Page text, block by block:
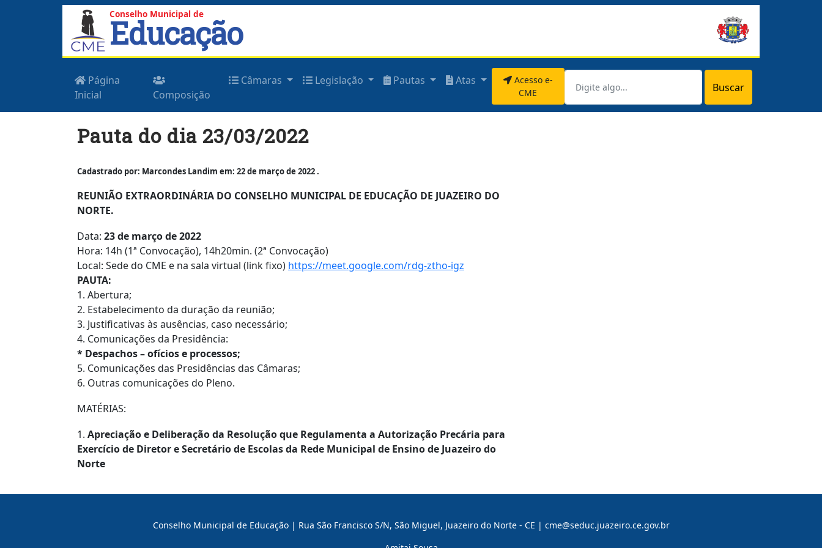
Conselho Municipal de
Educação
Página
Inicial
Composição
Câmaras Legislação Pautas Atas
Acesso e-
CME
Buscar
Pauta do dia 23/03/2022
Cadastrado por: Marcondes Landim em: 22 de março de 2022 .
REUNIÃO EXTRAORDINÁRIA DO CONSELHO MUNICIPAL DE EDUCAÇÃO DE JUAZEIRO DO
NORTE.
Data: 23 de março de 2022
Hora: 14h (1ª Convocação), 14h20min. (2ª Convocação)
Local: Sede do CME e na sala virtual (link fixo) https://meet.google.com/rdg-ztho-igz
PAUTA:
1. Abertura;
2. Estabelecimento da duração da reunião;
3. Justificativas às ausências, caso necessário;
4. Comunicações da Presidência:
* Despachos – ofícios e processos;
5. Comunicações das Presidências das Câmaras;
6. Outras comunicações do Pleno.
MATÉRIAS:
1. Apreciação e Deliberação da Resolução que Regulamenta a Autorização Precária para
Exercício de Diretor e Secretário de Escolas da Rede Municipal de Ensino de Juazeiro do
Norte
Conselho Municipal de Educação | Rua São Francisco S/N, São Miguel, Juazeiro do Norte - CE | cme@seduc.juazeiro.ce.gov.br